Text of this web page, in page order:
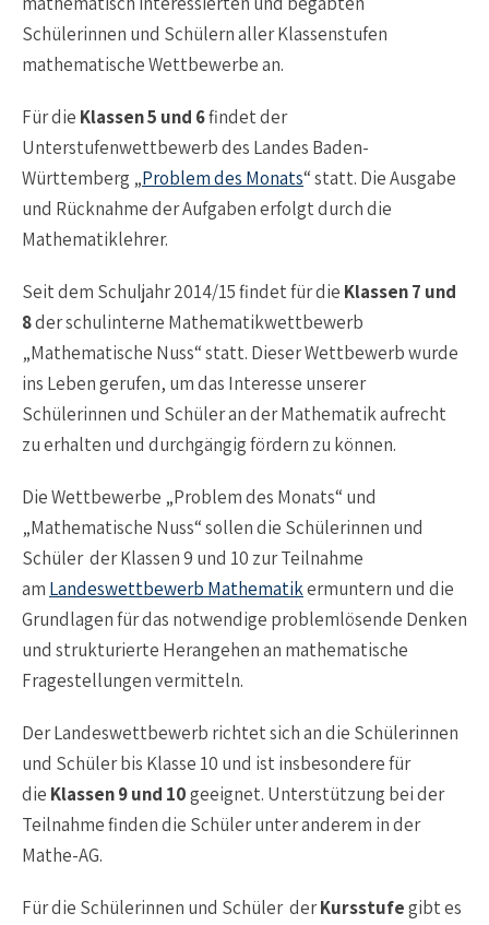
Schülerinnen und Schülern aller Klassenstufen
mathematische Wettbewerbe an.
Für die Klassen 5 und 6findet der
Unterstufenwettbewerb des Landes Baden-
Württemberg „Problem des Monats“ statt. Die Ausgabe
und Rücknahme der Aufgaben erfolgt durch die
Mathematiklehrer.
Seit dem Schuljahr 2014/15 findet für die Klassen 7 und
8der schulinterne Mathematikwettbewerb
„Mathematische Nuss“ statt. Dieser Wettbewerb wurde
ins Leben gerufen, um das Interesse unserer
Schülerinnen und Schüler an der Mathematik aufrecht
zu erhalten und durchgängig fördern zu können.
Die Wettbewerbe „Problem des Monats“ und
„Mathematische Nuss“ sollen die Schülerinnen und
Schüler der Klassen 9 und 10 zur Teilnahme
am Landeswettbewerb Mathematikermuntern und die
Grundlagen für das notwendige problemlösende Denken
und strukturierte Herangehen an mathematische
Fragestellungen vermitteln.
Der Landeswettbewerb richtet sich an die Schülerinnen
und Schüler bis Klasse 10 und ist insbesondere für
die Klassen 9 und 10geeignet. Unterstützung bei der
Teilnahme finden die Schüler unter anderem in der
Mathe-AG.
Für die Schülerinnen und Schüler derKursstufegibt es